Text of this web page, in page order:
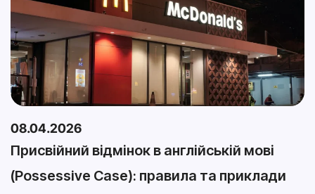
08.04.2026
Присвійний відмінок в англійській мові
(Possessive Case): правила та приклади